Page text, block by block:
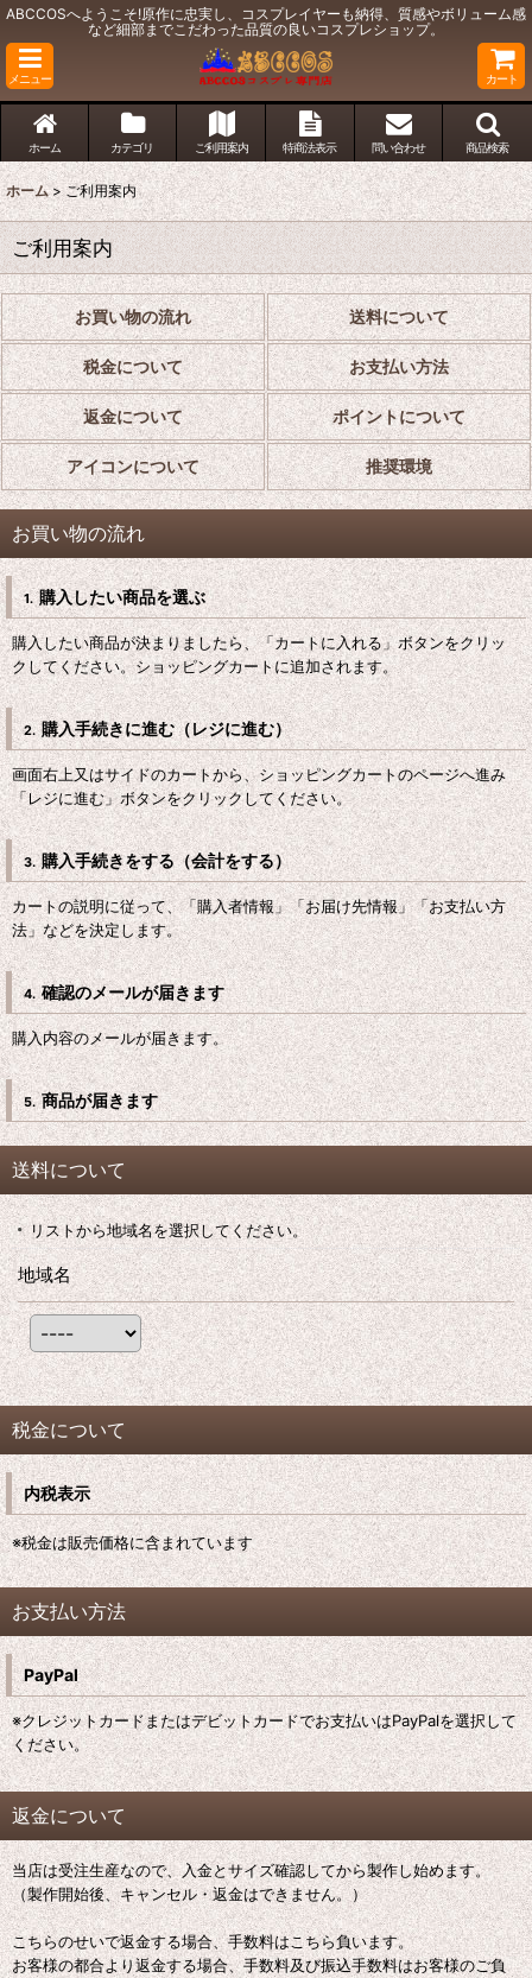
ABCCOSへようこそ!原作に忠実し、コスプレイヤーも納得、質感やボリューム感
など細部までこだわった品質の良いコスプレショップ。
メニュー カート
ホーム カテゴリ ご利用案内 特商法表示 問い合わせ 商品検索
ホーム > ご利用案内
ご利用案内
お買い物の流れ 送料について
税金について お支払い方法
返金について ポイントについて
アイコンについて 推奨環境
お買い物の流れ
1. 購入したい商品を選ぶ
購入したい商品が決まりましたら、「カートに入れる」ボタンをクリッ
クしてください。ショッピングカートに追加されます。
2. 購入手続きに進む（レジに進む）
画面右上又はサイドのカートから、ショッピングカートのページへ進み
「レジに進む」ボタンをクリックしてください。
3. 購入手続きをする（会計をする）
カートの説明に従って、「購入者情報」「お届け先情報」「お支払い方
法」などを決定します。
4. 確認のメールが届きます
購入内容のメールが届きます。
5. 商品が届きます
送料について
リストから地域名を選択してください。
地域名
税金について
内税表示
※税金は販売価格に含まれています
お支払い方法
PayPal
※クレジットカードまたはデビットカードでお支払いはPayPalを選択して
ください。
返金について
当店は受注生産なので、入金とサイズ確認してから製作し始めます。
（製作開始後、キャンセル・返金はできません。）
こちらのせいで返金する場合、手数料はこちら負います。
お客様の都合より返金する場合、手数料及び振込手数料はお客様のご負